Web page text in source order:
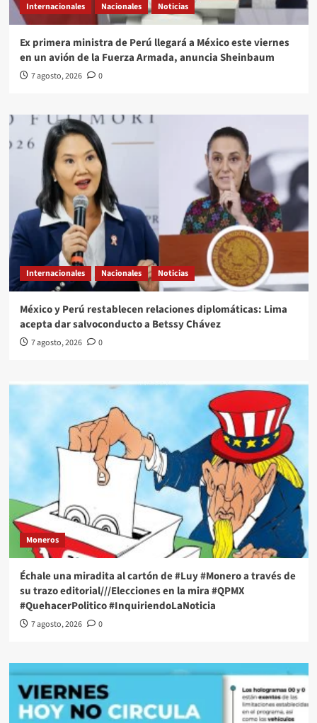
Internacionales Nacionales Noticias
Ex primera ministra de Perú llegará a México este viernes
en un avión de la Fuerza Armada, anuncia Sheinbaum
7 agosto, 2026 0
Internacionales Nacionales Noticias
México y Perú restablecen relaciones diplomáticas: Lima
acepta dar salvoconducto a Betssy Chávez
7 agosto, 2026 0
Moneros
Échale una miradita al cartón de #Luy #Monero a través de
su trazo editorial///Elecciones en la mira #QPMX
#QuehacerPolitico #InquiriendoLaNoticia
7 agosto, 2026 0